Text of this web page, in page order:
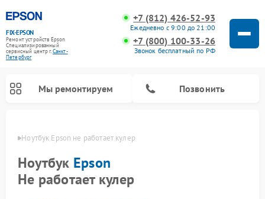
FIX-EPSON
Ремонт устройств Epson
Специализированный
cервисный центр г.Санкт-
Петербург
+7 (812) 426-52-93
Ежедневно с 9:00 до 21:00
+7 (800) 100-33-26
Звонок бесплатный по РФ
Мы ремонтируем Позвонить
Ноутбук Epson не работает кулер
Ноутбук Epson
Не работает кулер